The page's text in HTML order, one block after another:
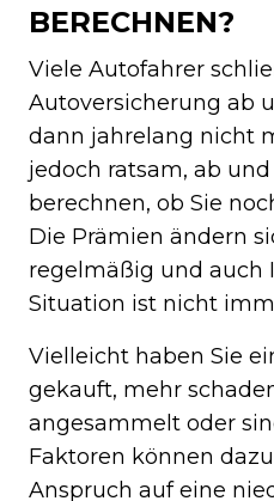
ERECHNEN?
Viele Autofahrer
Autoversicherung ab
dann jahrelang nicht
jedoch ratsam, ab
berechnen, ob Sie
Die Prämien ändern
regelmäßig und auch
Situation ist nicht
Vielleicht haben Sie
gekauft, mehr
angesammelt oder
Faktoren können
Anspruch auf eine